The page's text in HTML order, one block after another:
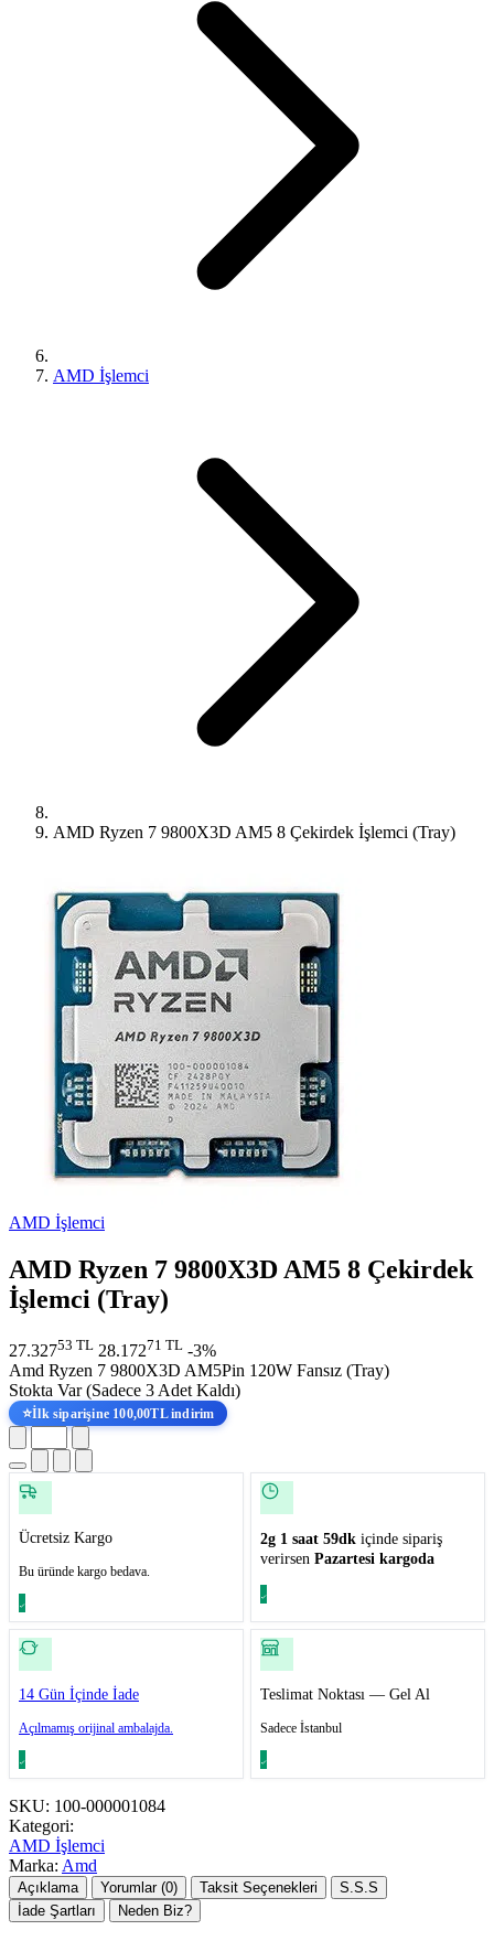
AMD İşlemci
AMD Ryzen 7 9800X3D AM5 8 Çekirdek İşlemci (Tray)
AMD İşlemci
AMD Ryzen 7 9800X3D AM5 8 Çekirdek
İşlemci (Tray)
27.32753 TL 28.17271 TL -3%
Amd Ryzen 7 9800X3D AM5Pin 120W Fansız (Tray)
Stokta Var (Sadece 3 Adet Kaldı)
⭐İlk siparişine 100,00TL indirim
Ücretsiz Kargo
Bu üründe kargo bedava.
2g 1 saat 59dk içinde sipariş
verirsen Pazartesi kargoda
14 Gün İçinde İade
Açılmamış orijinal ambalajda.
Teslimat Noktası — Gel Al
Sadece İstanbul
SKU: 100-000001084
Kategori:
AMD İşlemci
Marka: Amd
Açıklama Yorumlar (0) Taksit Seçenekleri
S.S.S
İade Şartları
Neden Biz?